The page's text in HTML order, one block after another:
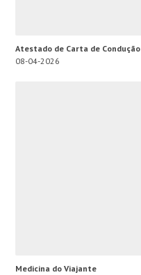
Atestado de Carta de Condução
08-04-2026
Medicina do Viajante